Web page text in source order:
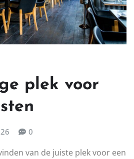
plek voor
0
van de juiste plek voor een